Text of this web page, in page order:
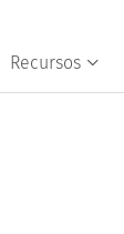
Recursos